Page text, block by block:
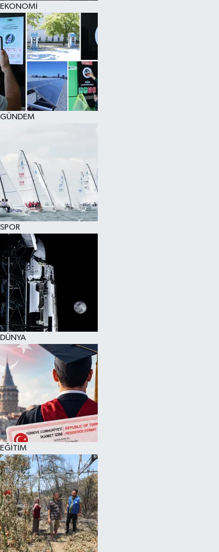
EKONOMİ
GÜNDEM
SPOR
DÜNYA
EĞİTİM
SPOR
KÜLTÜR SANAT
FRAGMANLAR